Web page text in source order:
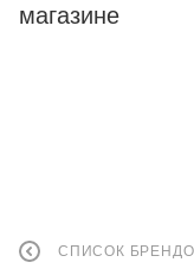
магазине
СПИСОК